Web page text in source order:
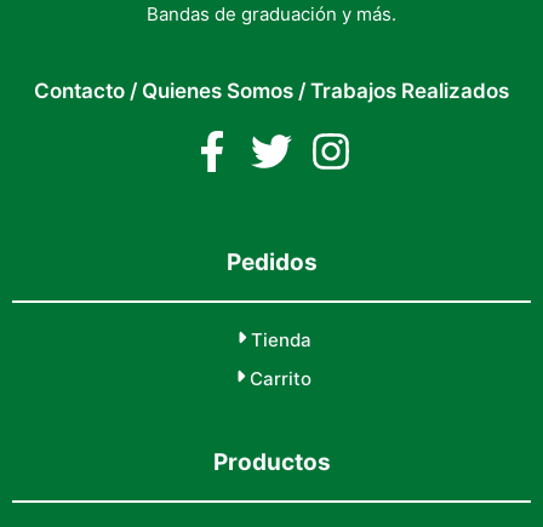
Bandas de graduación y más.
Contacto / Quienes Somos / Trabajos Realizados
Pedidos
Tienda
Carrito
Productos